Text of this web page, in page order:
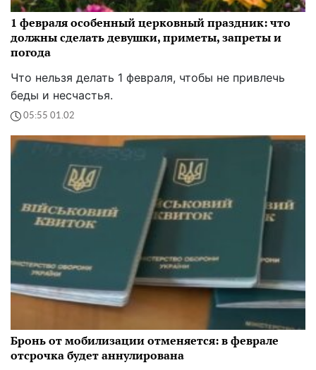
1 февраля особенный церковный праздник: что
должны сделать девушки, приметы, запреты и
погода
Что нельзя делать 1 февраля, чтобы не привлечь
беды и несчастья.
05:55 01.02
Бронь от мобилизации отменяется: в феврале
отсрочка будет аннулирована